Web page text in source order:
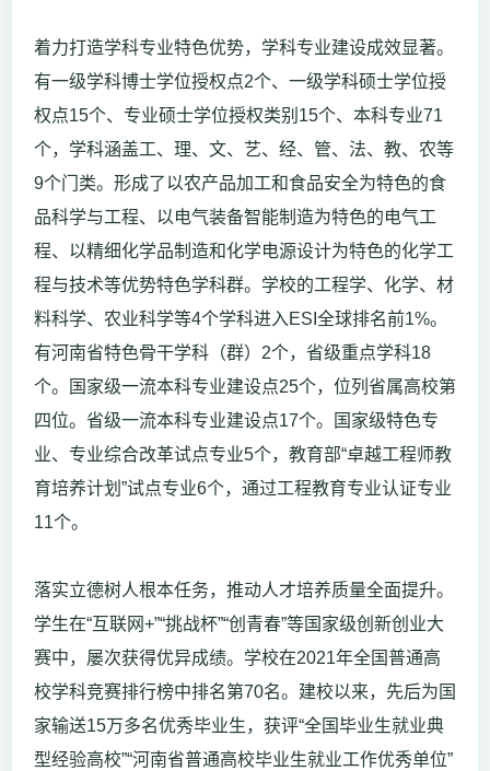
着力打造学科专业特色优势，学科专业建设成效显著。
有一级学科博士学位授权点2个、一级学科硕士学位授
权点15个、专业硕士学位授权类别15个、本科专业71
个，学科涵盖工、理、文、艺、经、管、法、教、农等
9个门类。形成了以农产品加工和食品安全为特色的食
品科学与工程、以电气装备智能制造为特色的电气工
程、以精细化学品制造和化学电源设计为特色的化学工
程与技术等优势特色学科群。学校的工程学、化学、材
料科学、农业科学等4个学科进入ESI全球排名前1%。
有河南省特色骨干学科（群）2个，省级重点学科18
个。国家级一流本科专业建设点25个，位列省属高校第
四位。省级一流本科专业建设点17个。国家级特色专
业、专业综合改革试点专业5个，教育部“卓越工程师教
育培养计划”试点专业6个，通过工程教育专业认证专业
11个。
落实立德树人根本任务，推动人才培养质量全面提升。
学生在“互联网+”“挑战杯”“创青春”等国家级创新创业大
赛中，屡次获得优异成绩。学校在2021年全国普通高
校学科竞赛排行榜中排名第70名。建校以来，先后为国
家输送15万多名优秀毕业生，获评“全国毕业生就业典
型经验高校”“河南省普通高校毕业生就业工作优秀单位”